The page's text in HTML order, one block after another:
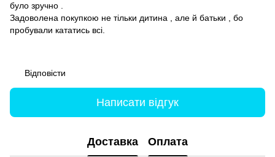
було зручно .
Задоволена покупкою не тільки дитина , але й батьки , бо
пробували кататись всі.
Відповісти
Написати відгук
Доставка Оплата